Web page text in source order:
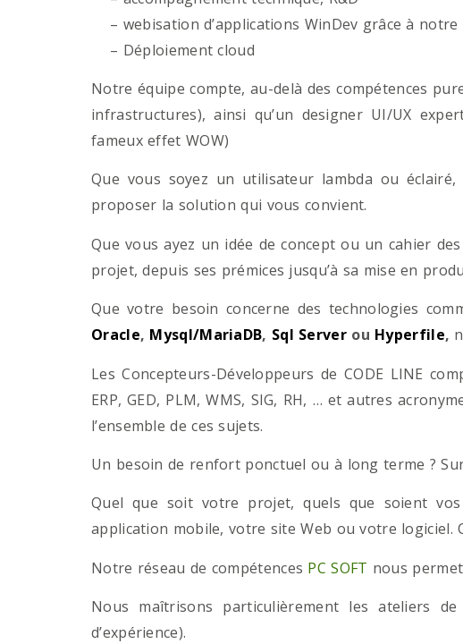
– webisation d’applications WinDev grâce à notre
– Déploiement cloud
Notre équipe compte, au-delà des compétences
infrastructures), ainsi qu’un designer UI/UX
fameux effet WOW)
Que vous soyez un utilisateur lambda ou
proposer la solution qui vous convient.
Que vous ayez un idée de concept ou un cahier
projet, depuis ses prémices jusqu’à sa mise en
Que votre besoin concerne des technologies
Oracle, Mysql/MariaDB, Sql Serverou Hyperfile,
Les Concepteurs-Développeurs de CODE LINE
ERP, GED, PLM, WMS, SIG, RH, … et autres
l’ensemble de ces sujets.
Un besoin de renfort ponctuel ou à long terme ?
Quel que soit votre projet, quels que soient
application mobile, votre site Web ou votre logiciel.
Notre réseau de compétences PC SOFT nous
Nous maîtrisons particulièrement les ateliers de
d’expérience).